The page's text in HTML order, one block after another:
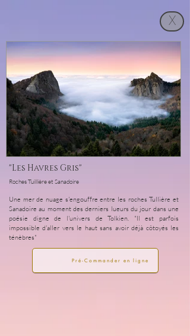
"Les Havres Gris"
Roches Tuillière et Sanadoire
Une mer de nuage s'engouffre entre les roches Tullière et
Sanadoire au moment des derniers lueurs du jour dans une
poésie digne de l'univers de Tolkien. "Il est parfois
impossible d'aller vers le haut sans avoir déjà côtoyés les
ténèbres"
Pré-Commander en ligne
X